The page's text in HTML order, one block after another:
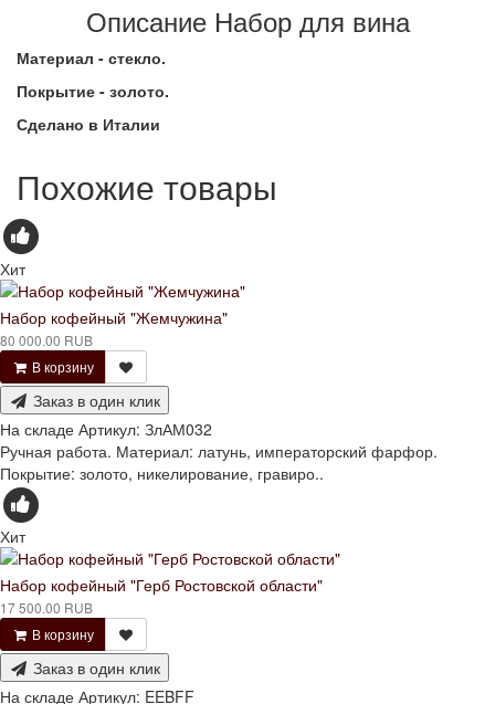
Описание Набор для вина
Материал - стекло.
Покрытие - золото.
Сделано в Италии
Похожие товары
Хит
Набор кофейный "Жемчужина"
80 000.00 RUB
В корзину
Заказ в один клик
На складе Артикул: ЗлАМ032
Ручная работа. Материал: латунь, императорский фарфор.
Покрытие: золото, никелирование, гравиро..
Хит
Набор кофейный "Герб Ростовской области"
17 500.00 RUB
В корзину
Заказ в один клик
На складе Артикул: EEBFF